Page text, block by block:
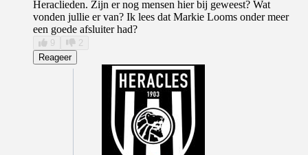
Heraclieden. Zijn er nog mensen hier bij geweest? Wat
vonden jullie er van? Ik lees dat Markie Looms onder meer
een goede afsluiter had?
9
2
Reageer